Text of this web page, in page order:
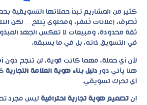
كثير من المشاريع تبدأ حملاتها التسويقية
تُصرف، إعلانات تُنشر، ومحتوى يُنتج… لكن
ثقة محدودة، ومبيعات لا تعكس الجهد
في التسويق ذاته، بل في ما يسبقه.
لأن أي حملة، مهما كانت قوية، لن تنجح
هنا يأتي دور دليل بناء هوية العلامة التجارية
أي تحرك تسويقي.
إن تصميم هوية تجارية احترافية ليس مجرد